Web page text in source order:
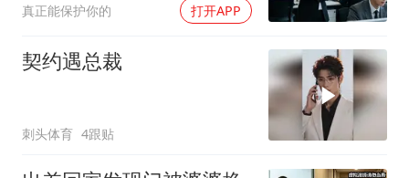
真正能保护你的 打开APP
契约遇总裁
刺头体育 4跟贴